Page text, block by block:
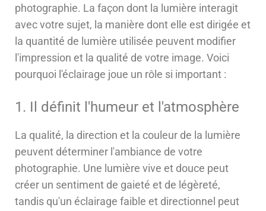
photographie. La façon dont la lumière interagit
avec votre sujet, la manière dont elle est dirigée et
la quantité de lumière utilisée peuvent modifier
l'impression et la qualité de votre image. Voici
pourquoi l'éclairage joue un rôle si important :
1. Il définit l'humeur et l'atmosphère
La qualité, la direction et la couleur de la lumière
peuvent déterminer l'ambiance de votre
photographie. Une lumière vive et douce peut
créer un sentiment de gaieté et de légèreté,
tandis qu'un éclairage faible et directionnel peut